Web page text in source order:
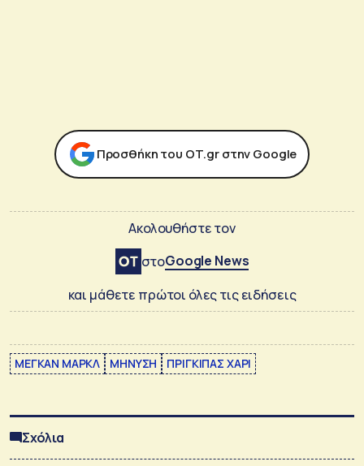
Προσθήκη του ΟΤ.gr στην Google
Ακολουθήστε τον
στοGoogle News
και μάθετε πρώτοι όλες τις ειδήσεις
ΜΕΓΚΑΝ ΜΑΡΚΛ ΜΗΝΥΣΗ ΠΡΙΓΚΙΠΑΣ ΧΑΡΙ
Σχόλια